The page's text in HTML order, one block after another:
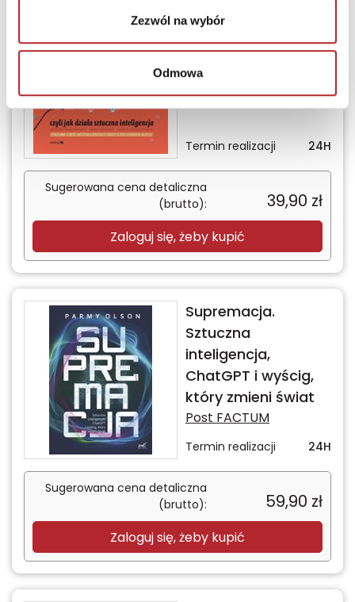
Zezwól na wybór
Odmowa
Alicja w krainie
przyszłości czyli jak
działa sztuczna
inteligencja
MANDO
Termin realizacji 24H
Sugerowana cena detaliczna
(brutto):
39,90 zł
Zaloguj się, żeby kupić
Supremacja.
Sztuczna
inteligencja,
ChatGPT i wyścig,
który zmieni świat
Post FACTUM
Termin realizacji 24H
Sugerowana cena detaliczna
(brutto):
59,90 zł
Zaloguj się, żeby kupić